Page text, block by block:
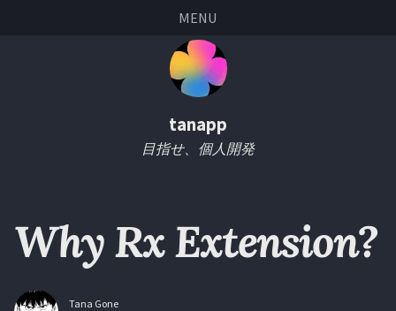
MENU
tanapp
目指せ、個人開発
Why Rx Extension?
Tana Gone